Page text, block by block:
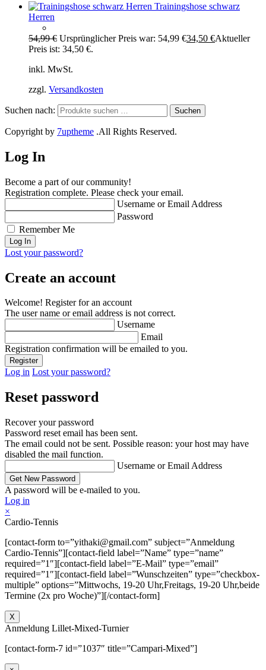
Trainingshose schwarz
Herren
54,99€ Ursprünglicher Preis war: 54,99 €34,50 €Aktueller
Preis ist: 34,50 €.
inkl. MwSt.
zzgl. Versandkosten
Suchen nach: Suchen
Copyright by 7uptheme .All Rights Reserved.
Log In
Become a part of our community!
Registration complete. Please check your email.
Username or Email Address
Password
Remember Me
Lost your password?
Create an account
Welcome! Register for an account
The user name or email address is not correct.
Username
Email
Registration confirmation will be emailed to you.
Log in Lost your password?
Reset password
Recover your password
Password reset email has been sent.
The email could not be sent. Possible reason: your host may have
disabled the mail function.
Username or Email Address
A password will be e-mailed to you.
Log in
×
Cardio-Tennis
[contact-form to=”yithaki@gmail.com” subject=”Anmeldung
Cardio-Tennis”][contact-field label=”Name” type=”name”
required=”1″][contact-field label=”E-Mail” type=”email”
required=”1″][contact-field label=”Wunschzeiten” type=”checkbox-
multiple” options=”Mittwochs, 19-20 Uhr,Freitags, 19-20 Uhr,beide
Termine (2x pro Woche)”][/contact-form]
X
Anmeldung Lillet-Mixed-Turnier
[contact-form-7 id=”1037″ title=”Campari-Mixed”]